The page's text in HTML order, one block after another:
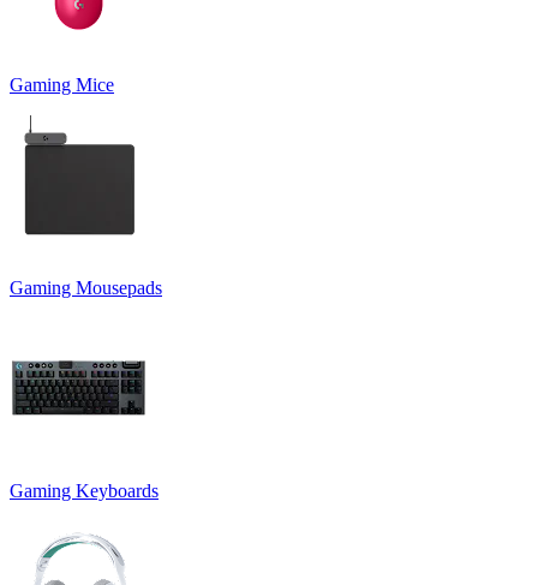
Gaming Mice
Gaming Mousepads
Gaming Keyboards